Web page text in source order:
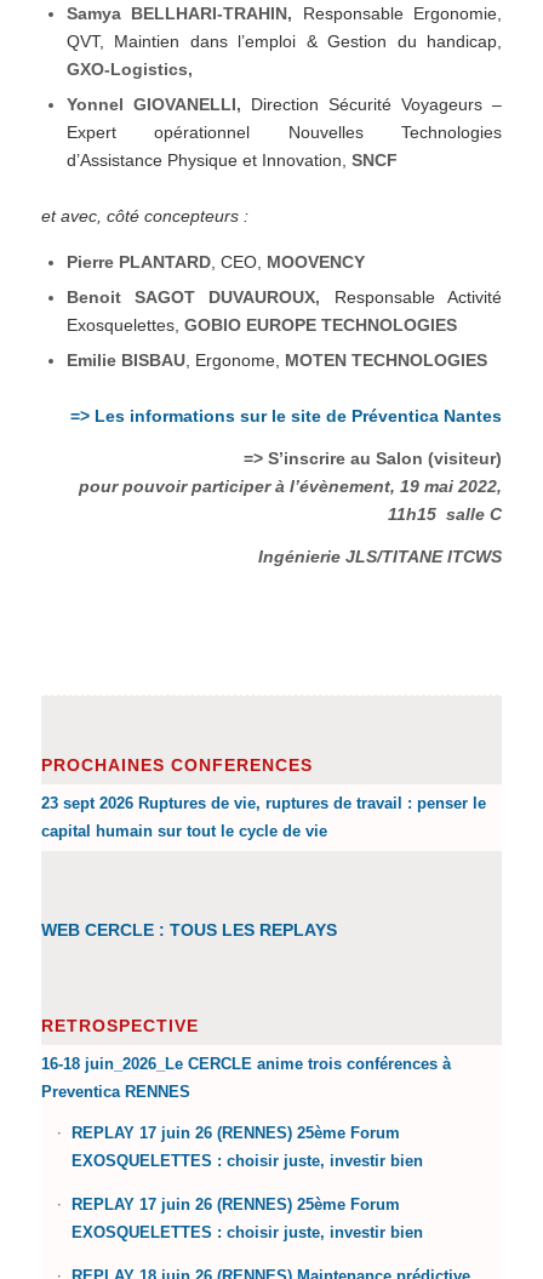
Samya BELLHARI-TRAHIN, Responsable Ergonomie,
QVT, Maintien dans l’emploi & Gestion du handicap,
GXO-Logistics,
Yonnel GIOVANELLI, Direction Sécurité Voyageurs –
Expert opérationnel Nouvelles Technologies
d’Assistance Physique et Innovation, SNCF
et avec, côté concepteurs :
Pierre PLANTARD, CEO, MOOVENCY
Benoit SAGOT DUVAUROUX, Responsable Activité
Exosquelettes, GOBIO EUROPE TECHNOLOGIES
Emilie BISBAU, Ergonome, MOTEN TECHNOLOGIES
=> Les informations sur le site de Préventica Nantes
=> S’inscrire au Salon (visiteur)
pour pouvoir participer à l’évènement, 19 mai 2022,
11h15 salle C
Ingénierie JLS/TITANE ITCWS
PROCHAINES CONFERENCES
23 sept 2026 Ruptures de vie, ruptures de travail : penser le
capital humain sur tout le cycle de vie
WEB CERCLE : TOUS LES REPLAYS
RETROSPECTIVE
16-18 juin_2026_Le CERCLE anime trois conférences à
Preventica RENNES
REPLAY 17 juin 26 (RENNES) 25ème Forum
EXOSQUELETTES : choisir juste, investir bien
REPLAY 17 juin 26 (RENNES) 25ème Forum
EXOSQUELETTES : choisir juste, investir bien